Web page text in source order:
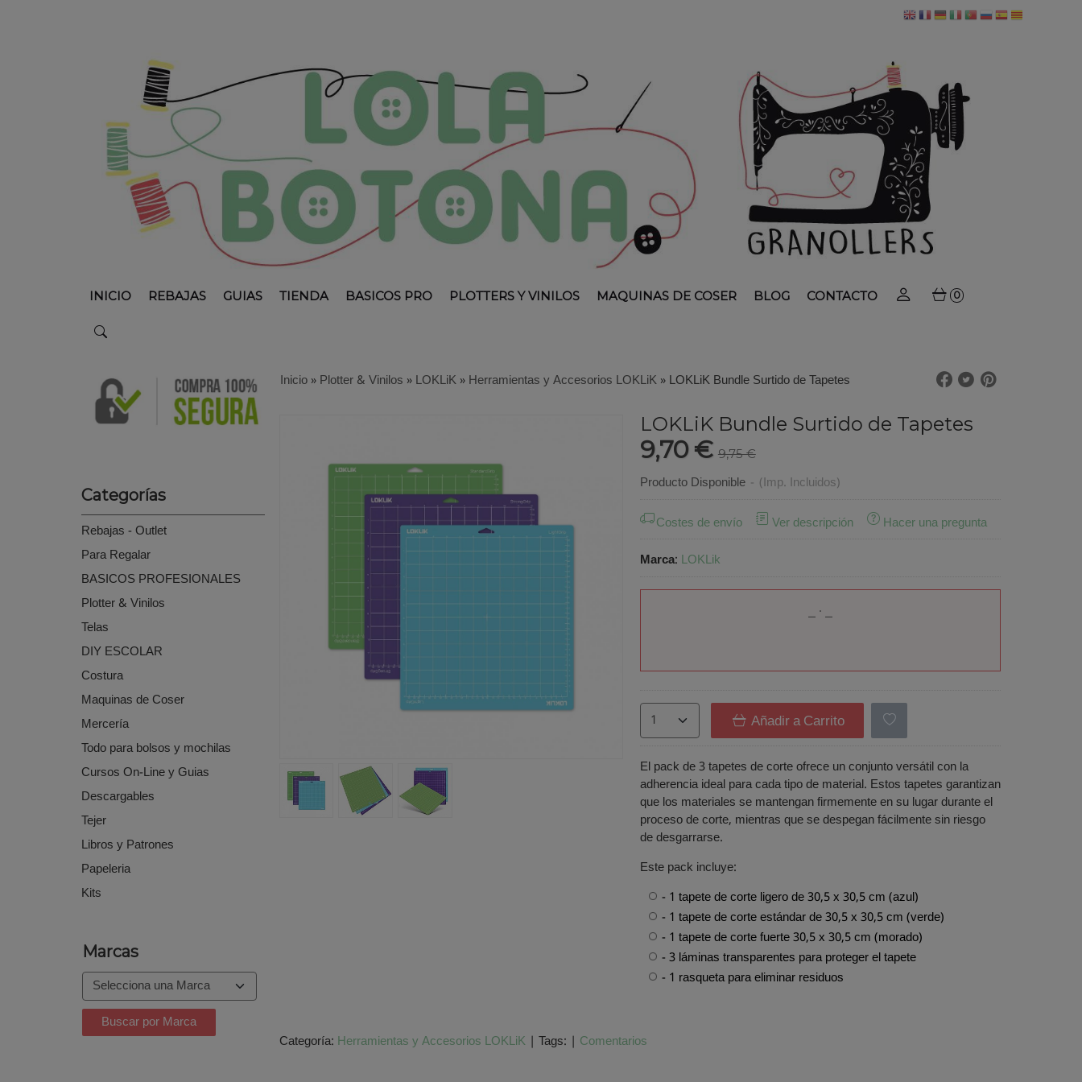
INICIO REBAJAS GUIAS TIENDA BASICOS PRO PLOTTERS Y VINILOS MAQUINAS DE COSER BLOG CONTACTO 0
Categorías
Rebajas - Outlet
Para Regalar
BASICOS PROFESIONALES
Plotter & Vinilos
Telas
DIY ESCOLAR
Costura
Maquinas de Coser
Mercería
Todo para bolsos y mochilas
Cursos On-Line y Guias
Descargables
Tejer
Libros y Patrones
Papeleria
Kits
Marcas
Inicio»Plotter & Vinilos »LOKLiK»Herramientas y Accesorios LOKLiK»LOKLiK Bundle Surtido de Tapetes
LOKLiK Bundle Surtido de Tapetes
9,70 € 9,75 €
Producto Disponible - (Imp. Incluidos)
Costes de envío
Ver descripción
Hacer una pregunta
Marca: LOKLik
Añadir a Carrito
El pack de 3 tapetes de corte ofrece un conjunto versátil con la
adherencia ideal para cada tipo de material. Estos tapetes garantizan
que los materiales se mantengan firmemente en su lugar durante el
proceso de corte, mientras que se despegan fácilmente sin riesgo
de desgarrarse.
Este pack incluye:
- 1 tapete de corte ligero de 30,5 x 30,5 cm (azul)
- 1 tapete de corte estándar de 30,5 x 30,5 cm (verde)
- 1 tapete de corte fuerte 30,5 x 30,5 cm (morado)
- 3 láminas transparentes para proteger el tapete
- 1 rasqueta para eliminar residuos
Categoría: Herramientas y Accesorios LOKLiK| Tags: | Comentarios